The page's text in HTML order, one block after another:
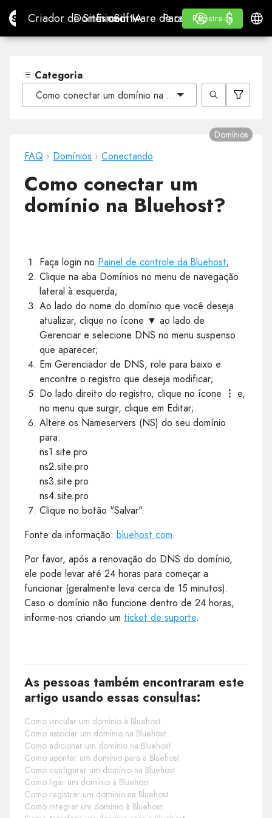
Site.proCriador de Sites com IA
Criador de Sites com IA
Domínios
Domínios
E-mail
E-mailSoftware de contabilidade
Software de contabilidade
Para
Para Revendedores
WHITE LABEL
Aprender
Aprender
Registre-se
Registre-se
Iniciar Sessão
$
$
Categoria
Como conectar um domínio na Bluehost?
FAQ › Domínios › Conectando
Domínios
Como conectar um
domínio na Bluehost?
Faça login no Painel de controle da Bluehost;
Clique na aba Domínios no menu de navegação
lateral à esquerda;
Ao lado do nome do domínio que você deseja
atualizar, clique no ícone ▼ ao lado de
Gerenciar e selecione DNS no menu suspenso
que aparecer;
Em Gerenciador de DNS, role para baixo e
encontre o registro que deseja modificar;
Do lado direito do registro, clique no ícone ⋮ e,
no menu que surgir, clique em Editar;
Altere os Nameservers (NS) do seu domínio
para:
ns1.site.pro
ns2.site.pro
ns3.site.pro
ns4.site.pro
Clique no botão "Salvar".
Fonte da informação: bluehost.com.
Por favor, após a renovação do DNS do domínio,
ele pode levar até 24 horas para começar a
funcionar (geralmente leva cerca de 15 minutos).
Caso o domínio não funcione dentro de 24 horas,
informe-nos criando um ticket de suporte.
As pessoas também encontraram este
artigo usando essas consultas:
Como vincular um domínio à Bluehost
Como associar um domínio na Bluehost
Como adicionar um domínio na Bluehost
Como apontar um domínio para a Bluehost
Como configurar um domínio na Bluehost
Como ligar um domínio à Bluehost
Como registrar um domínio na Bluehost
Como integrar um domínio à Bluehost